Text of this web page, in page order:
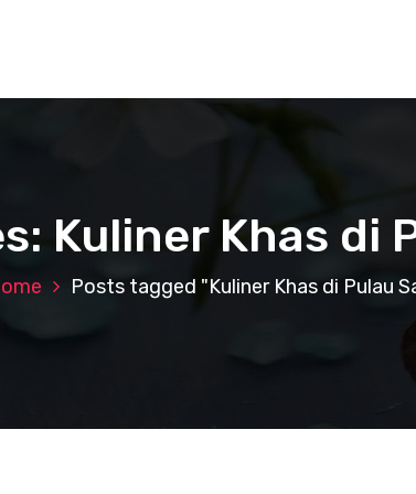
Kuliner Khas di
Posts tagged "Kuliner Khas di Pulau